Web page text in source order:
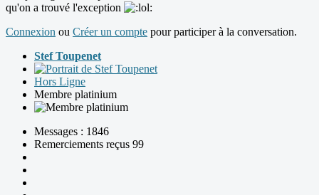
qu'on a trouvé l'exception
Connexion ou Créer un compte pour participer à la conversation.
Stef Toupenet
Hors Ligne
Membre platinium
Messages : 1846
Remerciements reçus 99